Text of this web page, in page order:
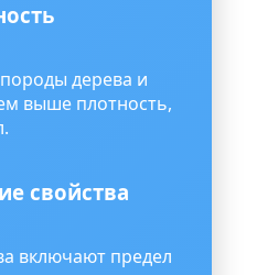
дерева и
выше плотность,
свойства
включают предел